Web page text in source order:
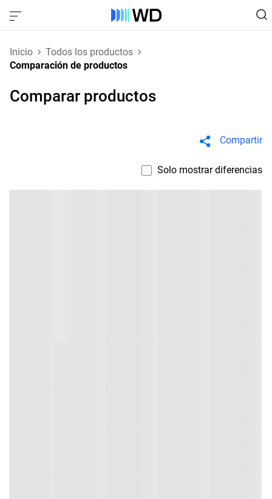
Inicio
Todos los productos
Comparación de productos
Comparar productos
Compartir
Solo mostrar diferencias